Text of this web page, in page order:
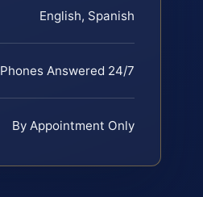
English, Spanish
Phones Answered 24/7
By Appointment Only